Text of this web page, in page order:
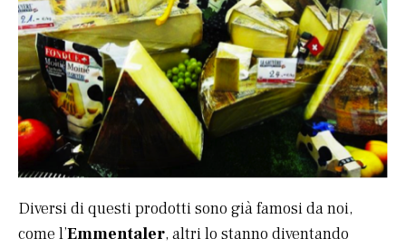
Diversi di questi prodotti sono già famosi da noi,
come l’Emmentaler, altri lo stanno diventando